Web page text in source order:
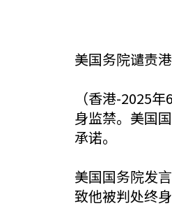
美国务院谴责
（香港-2025
身监禁。美国
承诺。
美国国务院发
致他被判处终身